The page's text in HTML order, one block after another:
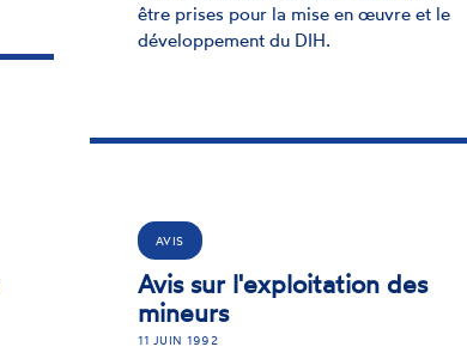
être prises pour la mise en œuvre et le
développement du DIH.
AVIS
Avis sur l'exploitation des
mineurs
11 JUIN 1992